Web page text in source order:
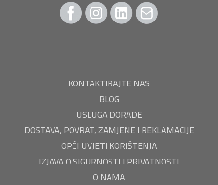
KONTAKTIRAJTE NAS
BLOG
USLUGA DORADE
DOSTAVA, POVRAT, ZAMJENE I REKLAMACIJE
OPĆI UVJETI KORIŠTENJA
IZJAVA O SIGURNOSTI I PRIVATNOSTI
O NAMA